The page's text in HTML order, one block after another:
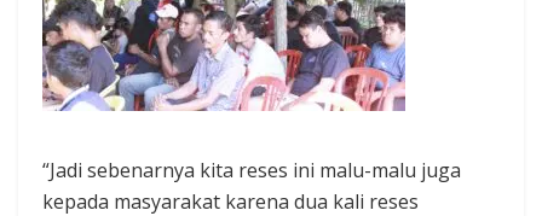
“Jadi sebenarnya kita reses ini malu-malu juga
kepada masyarakat karena dua kali reses